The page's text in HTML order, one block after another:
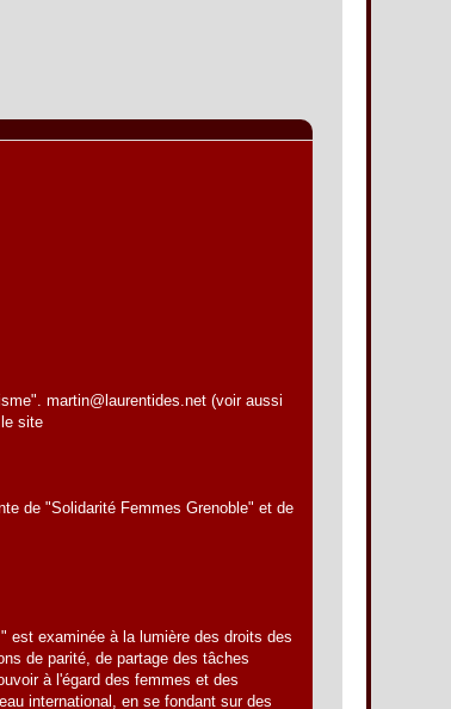
martin@laurentides.net (voir aussi
site
de "Solidarité Femmes Grenoble" et de
est examinée à la lumière des droits des
de parité, de partage des tâches
à l'égard des femmes et des
international, en se fondant sur des